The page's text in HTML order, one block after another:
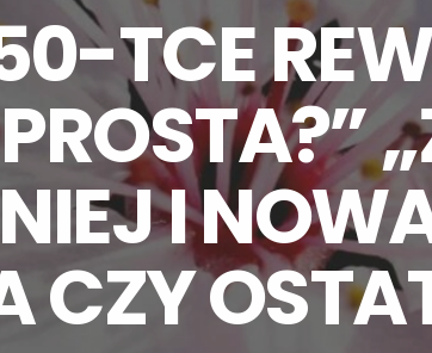
TCE
I
CZY